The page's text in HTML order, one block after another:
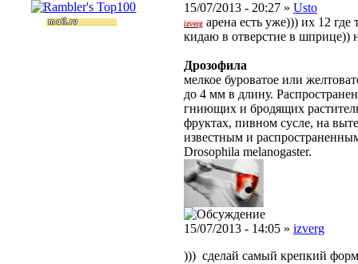
15/07/2013 - 20:27 » Usto
izverg арена есть уже))) их 12
кидаю в отверстие в шприце))
Дрозофила
мелкое буроватое или
до 4 мм в длину.
гниющих и бродящих
фруктах, пивном сусле, на
известным и
Drosophila melanogaster.
15/07/2013 - 14:05 » izverg
))) сделай самый крепкий